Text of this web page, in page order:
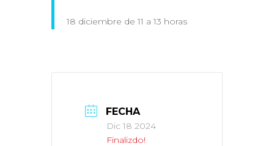
18 diciembre de 11 a 13 horas
FECHA
Dic 18 2024
Finalizdo!